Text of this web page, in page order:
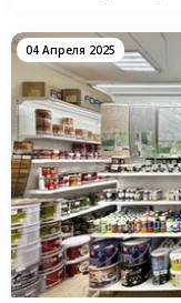
04 Апреля 2025